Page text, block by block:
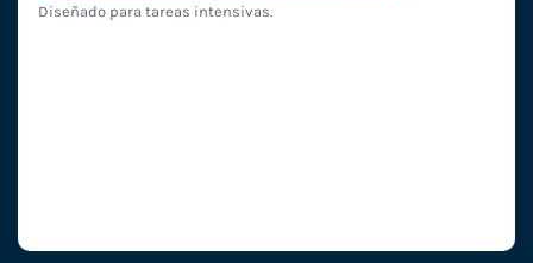
Diseñado para tareas intensivas.